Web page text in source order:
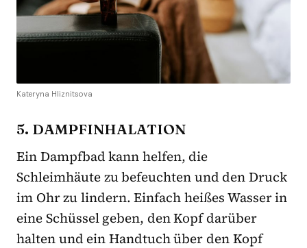
Kateryna Hliznitsova
5. DAMPFINHALATION
Ein Dampfbad kann helfen, die
Schleimhäute zu befeuchten und den Druck
im Ohr zu lindern. Einfach heißes Wasser in
eine Schüssel geben, den Kopf darüber
halten und ein Handtuch über den Kopf